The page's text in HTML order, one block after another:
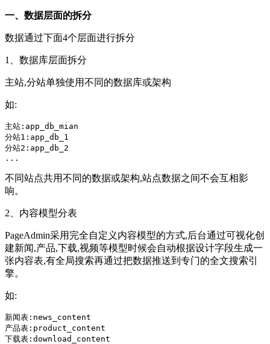
一、数据层面的拆分
数据通过下面4个层面进行拆分
1、数据库层面拆分
主站,分站单独使用不同的数据库或架构
如:
主站:app_db_mian
分站1:app_db_1
分站2:app_db_2
...
不同站点共用不同的数据或架构,站点数据之间不会互相影
响。
2、内容模型分表
PageAdmin采用完全自定义内容模型的方式,后台通过可视化创
建新闻,产品,下载,视频等模型时候会自动根据设计字段生成一
张内容表,有全局搜索再通过把数据推送到专门的全文搜索引
擎。
如:
新闻表:news_content
产品表:product_content
下载表:download_content